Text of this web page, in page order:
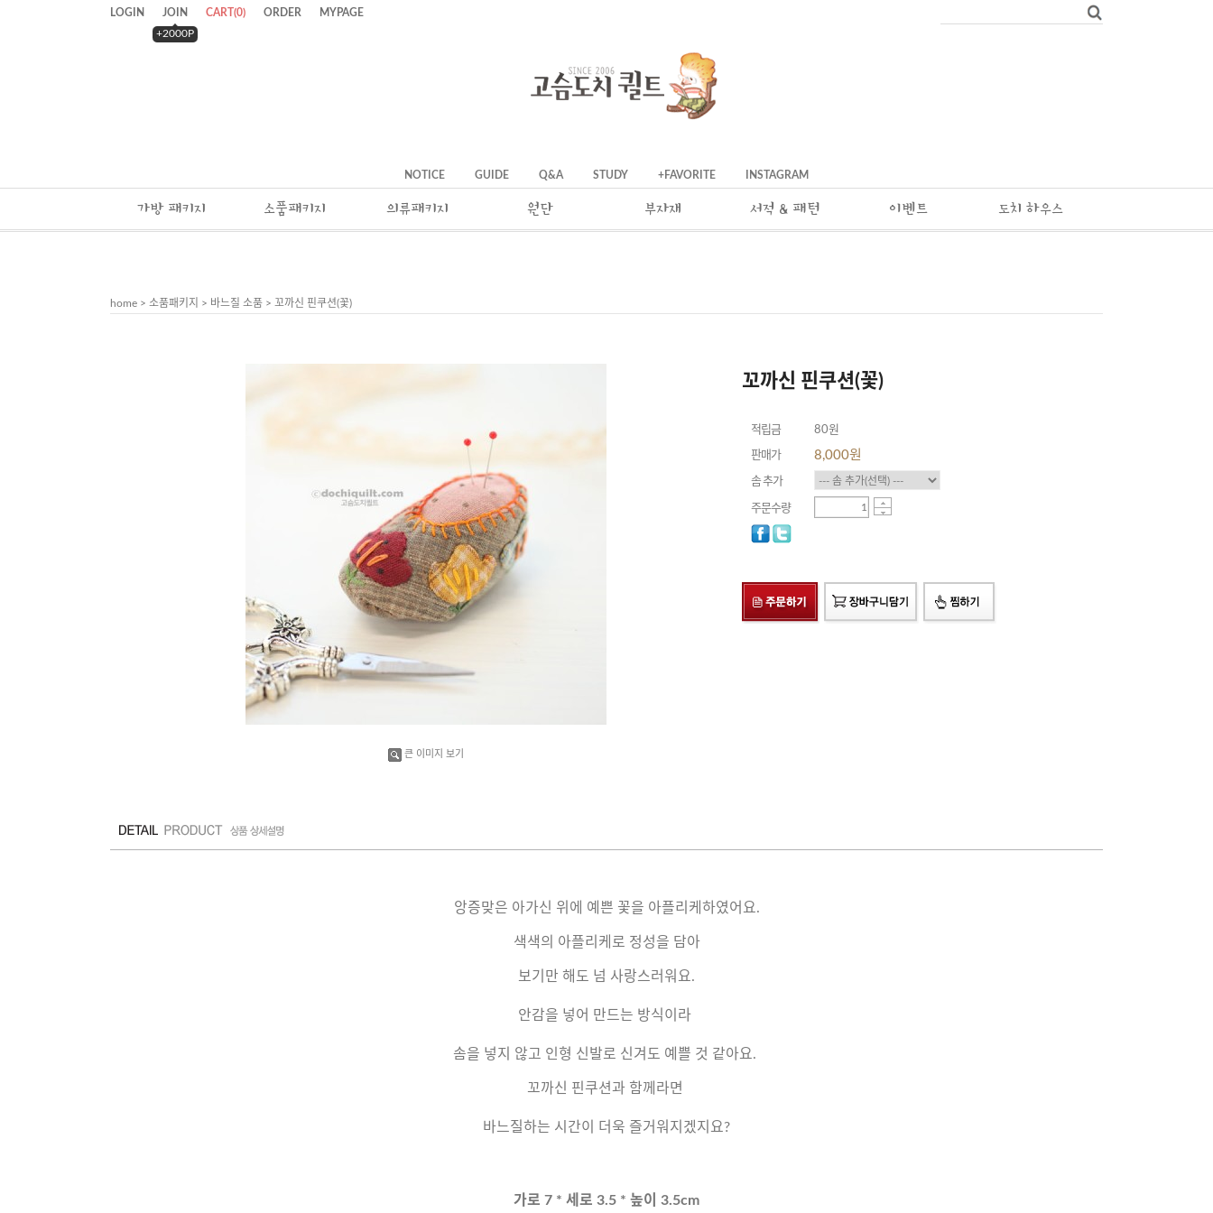
LOGIN
JOIN
+2000P
CART(0) ORDER MYPAGE
NOTICE GUIDE Q&A STUDY +FAVORITE INSTAGRAM
가방 패키지 소품패키지 의류패키지 원단 부자재 서적 & 패턴 이벤트 도치 하우스
home > 소품패키지 > 바느질 소품 > 꼬까신 핀쿠션(꽃)
큰 이미지 보기
꼬까신 핀쿠션(꽃)
적립금 80원
판매가 8,000원
솜 추가
주문수량
앙증맞은 아가신 위에 예쁜 꽃을 아플리케하였어요.
색색의 아플리케로 정성을 담아
보기만 해도 넘 사랑스러워요.
안감을 넣어 만드는 방식이라
솜을 넣지 않고 인형 신발로 신겨도 예쁠 것 같아요.
꼬까신 핀쿠션과 함께라면
바느질하는 시간이 더욱 즐거워지겠지요?
가로 7 * 세로 3.5 * 높이 3.5cm